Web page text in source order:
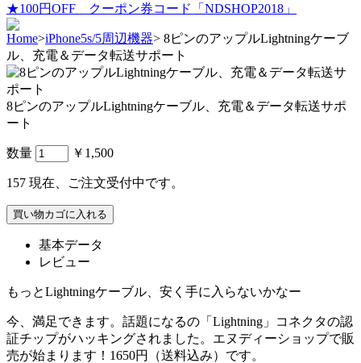
★100円OFF クーポン券コード「NDSHOP2018」
Home>iPhone5s/5周辺機器> 8ピンのアップルLightningケーブ
ル、充電＆データ転送サポート
8ピンのアップルLightningケーブル、充電＆データ転送サポ
ート
数量 ￥1,500
157 現在、ご注文受付中です。
基本データ
レビュー
もっとLightningケーブル、安く手に入らないかなー
今、満足できます。話題になるの「Lightning」コネクタの認
証チップがハッキングされました。エヌディーショップで販
売が始まります！1650円（送料込み）です。